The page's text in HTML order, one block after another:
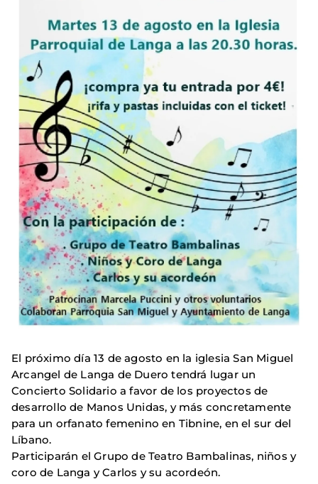
El próximo día 13 de agosto en la iglesia San Miguel
Arcangel de Langa de Duero tendrá lugar un
Concierto Solidario a favor de los proyectos de
desarrollo de Manos Unidas, y más concretamente
para un orfanato femenino en Tibnine, en el sur del
Líbano.
Participarán el Grupo de Teatro Bambalinas, niños y
coro de Langa y Carlos y su acordeón.